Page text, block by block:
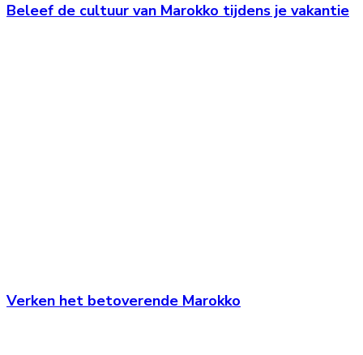
Beleef de cultuur van Marokko tijdens je vakantie
Verken het betoverende Marokko